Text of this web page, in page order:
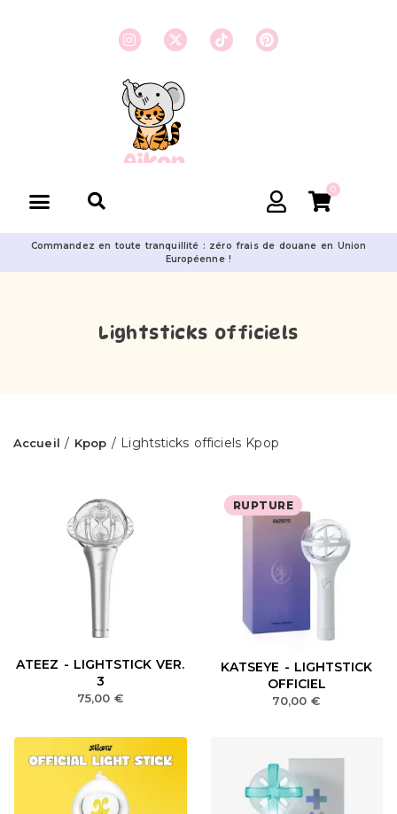
0
Commandez en toute tranquillité : zéro frais de douane en Union
Européenne !
Lightsticks officiels
Accueil / Kpop / Lightsticks officiels Kpop
ATEEZ - LIGHTSTICK VER.
3
75,00 €
RUPTURE
KATSEYE - LIGHTSTICK
OFFICIEL
70,00€